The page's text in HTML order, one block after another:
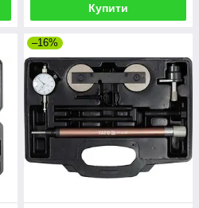
Купити
–16%